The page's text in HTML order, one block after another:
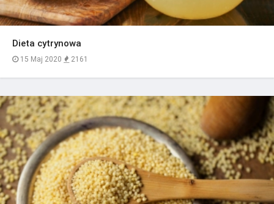
Dieta cytrynowa
15 Maj 2020 2161